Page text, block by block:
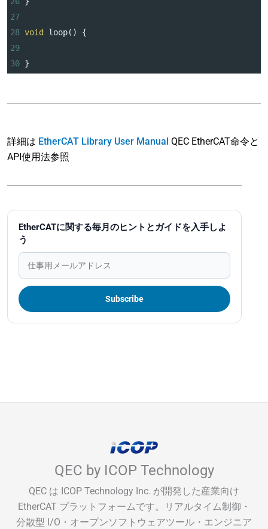
EtherCATに関する毎月のヒントとガイドを入手しよ
う
27
28 void loop() {
29
30 }
詳細は EtherCAT Library User Manual QEC EtherCAT命令と
API使用法参照
QEC by ICOP Technology
QEC は ICOP Technology Inc. が開発した産業向け
EtherCAT プラットフォームです。リアルタイム制御・
分散型 I/O・オープンソフトウェアツール・エンジニア